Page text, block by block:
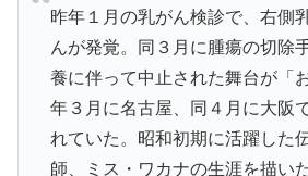
昨年１月の乳がん検診で、右側
んが発覚。同３月に腫瘍の切除
養に伴って中止された舞台が「
年３月に名古屋、同４月に大阪
れていた。昭和初期に活躍した
師、ミス・ワカナの生涯を描い